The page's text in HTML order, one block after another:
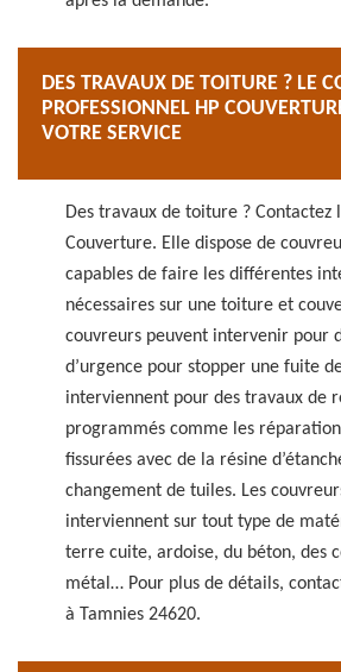
DES TRAVAUX DE TOITURE ? LE
PROFESSIONNEL HP
VOTRE SERVICE
Des travaux de toiture ? Contactez
Couverture. Elle dispose de
capables de faire les différentes
nécessaires sur une toiture et
couvreurs peuvent intervenir pour
d’urgence pour stopper une fuite
interviennent pour des travaux de
programmés comme les
fissurées avec de la résine
changement de tuiles. Les
interviennent sur tout type de
terre cuite, ardoise, du béton, des
métal… Pour plus de détails,
à Tamnies 24620.